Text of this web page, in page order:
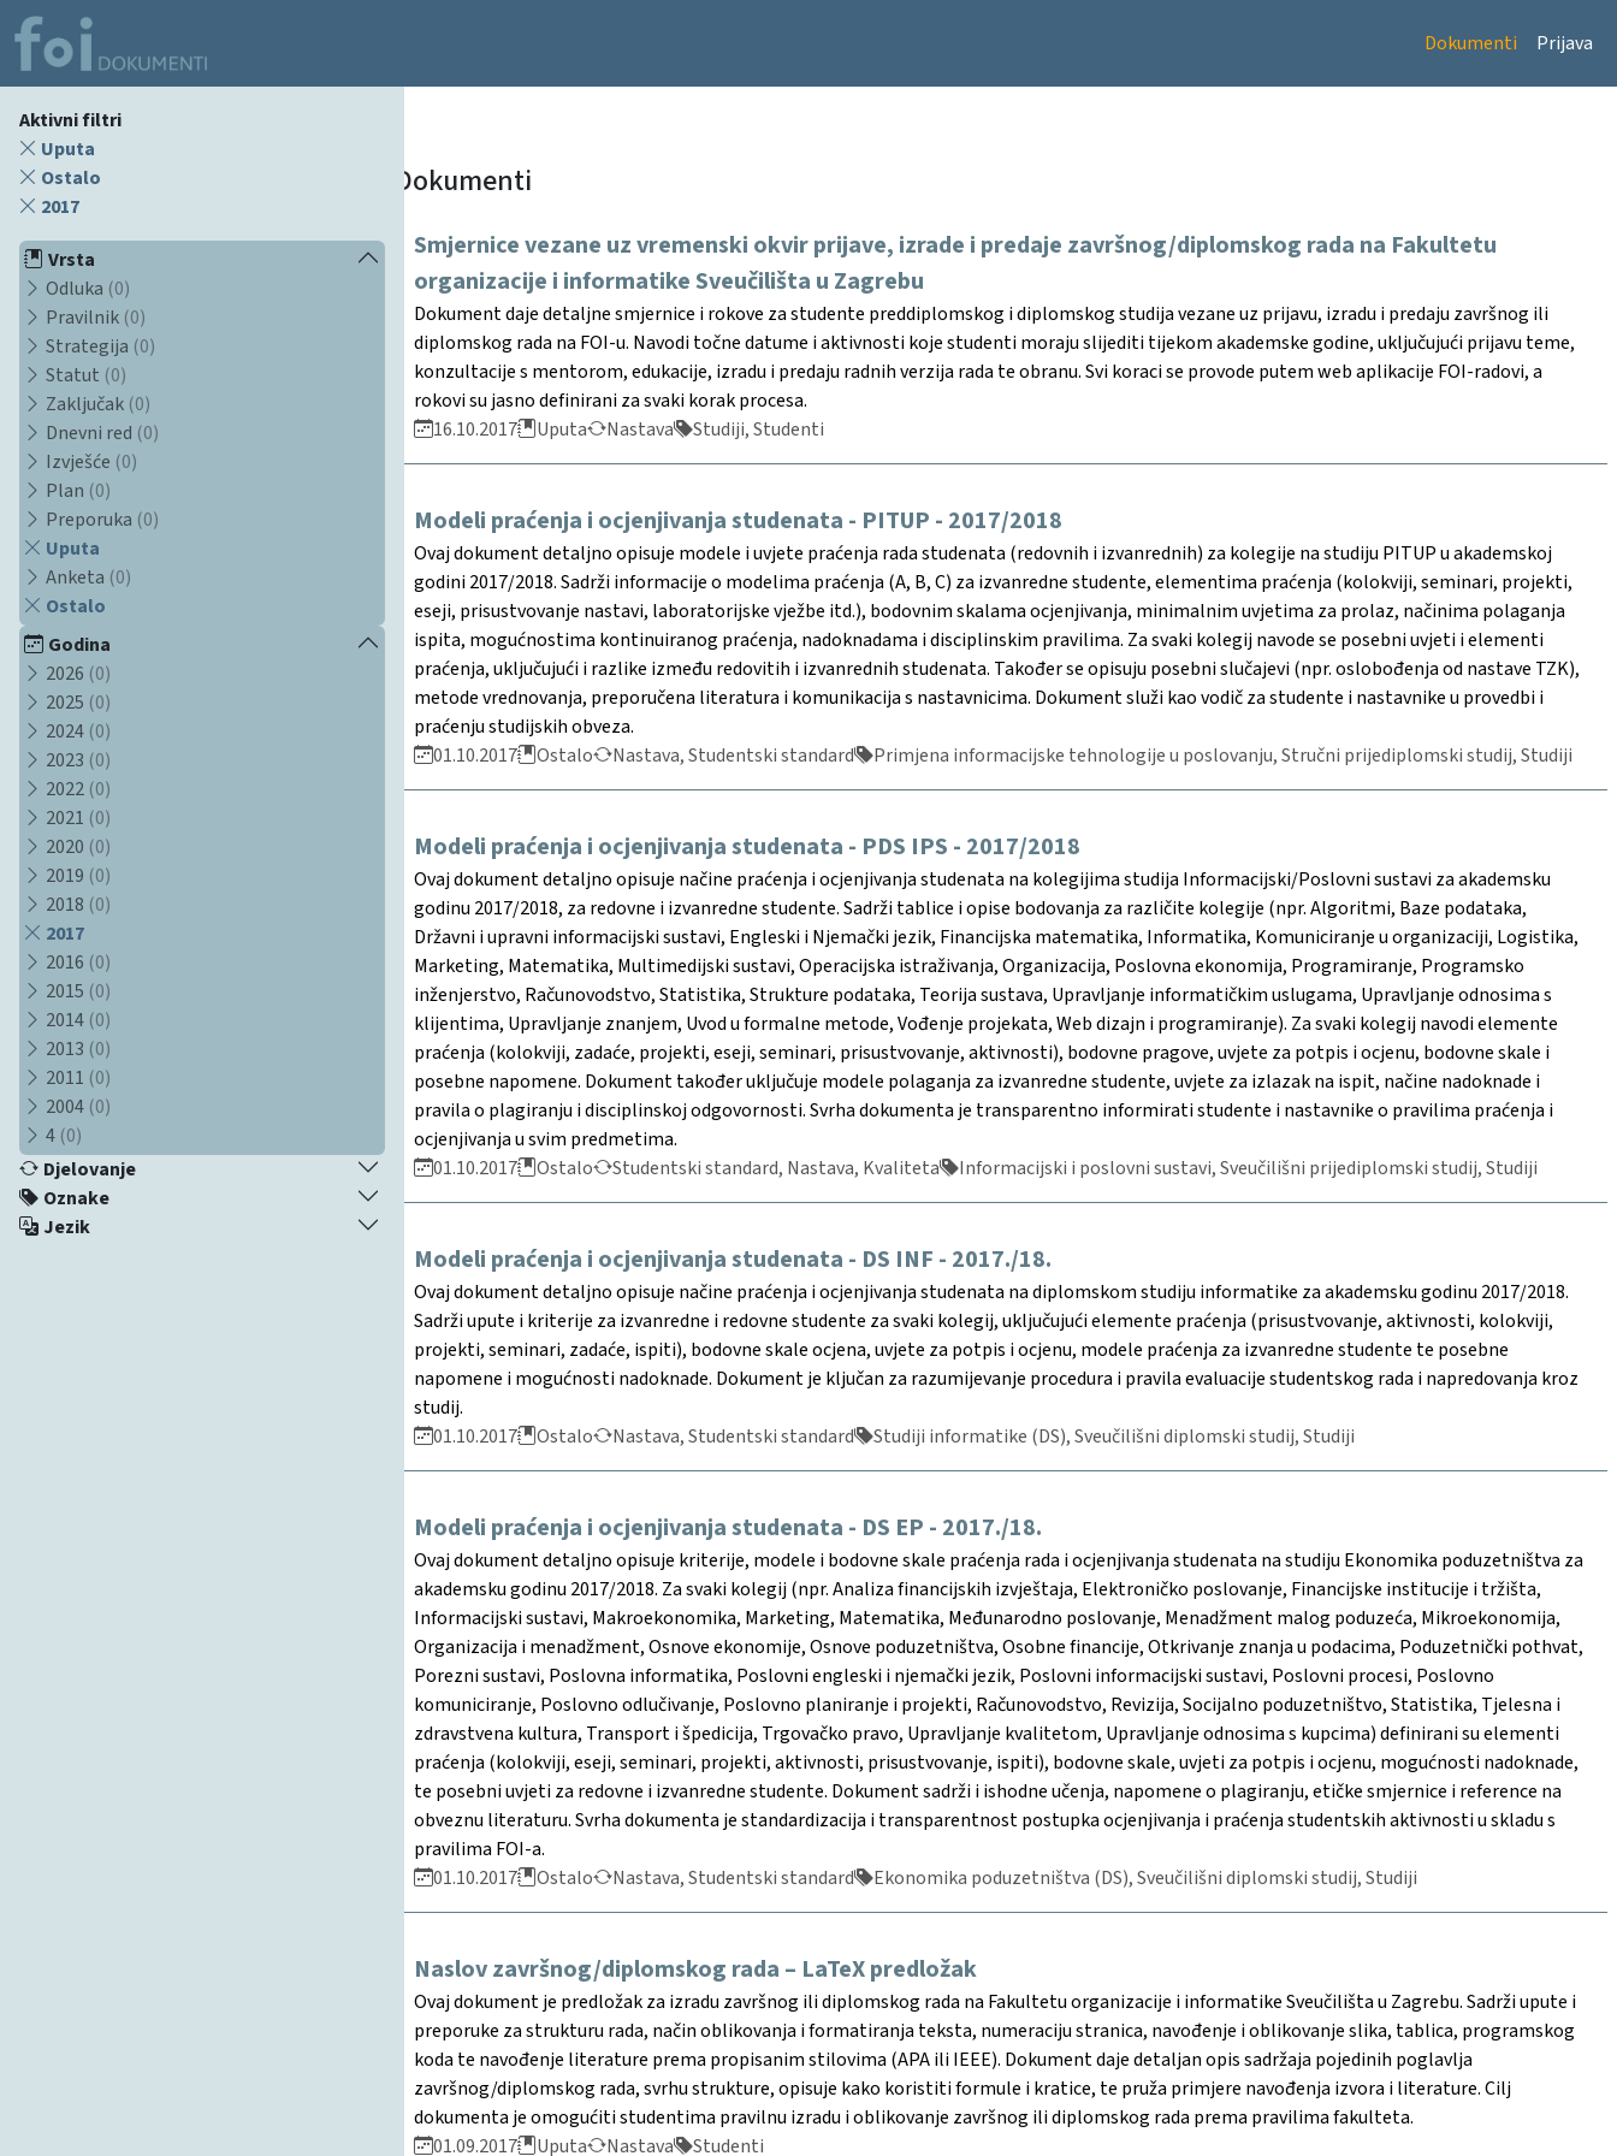
Dokumenti Prijava
Aktivni filtri
Uputa
Ostalo
2017
Vrsta
Odluka (0)
Pravilnik (0)
Strategija (0)
Statut (0)
Zaključak (0)
Dnevni red (0)
Izvješće (0)
Plan (0)
Preporuka (0)
Uputa
Anketa (0)
Ostalo
Godina
2026 (0)
2025 (0)
2024 (0)
2023 (0)
2022 (0)
2021 (0)
2020 (0)
2019 (0)
2018 (0)
2017
2016 (0)
2015 (0)
2014 (0)
2013 (0)
2011 (0)
2004 (0)
4 (0)
Djelovanje
Oznake
Jezik
Dokumenti
Smjernice vezane uz vremenski okvir prijave, izrade i predaje završnog/diplomskog rada na Fakultetu
organizacije i informatike Sveučilišta u Zagrebu
Dokument daje detaljne smjernice i rokove za studente preddiplomskog i diplomskog studija vezane uz prijavu, izradu i predaju završnog ili
diplomskog rada na FOI-u. Navodi točne datume i aktivnosti koje studenti moraju slijediti tijekom akademske godine, uključujući prijavu teme,
konzultacije s mentorom, edukacije, izradu i predaju radnih verzija rada te obranu. Svi koraci se provode putem web aplikacije FOI-radovi, a
rokovi su jasno definirani za svaki korak procesa.
16.10.2017
Uputa Nastava Studiji, Studenti
Modeli praćenja i ocjenjivanja studenata - PITUP - 2017/2018
Ovaj dokument detaljno opisuje modele i uvjete praćenja rada studenata (redovnih i izvanrednih) za kolegije na studiju PITUP u akademskoj
godini 2017/2018. Sadrži informacije o modelima praćenja (A, B, C) za izvanredne studente, elementima praćenja (kolokviji, seminari, projekti,
eseji, prisustvovanje nastavi, laboratorijske vježbe itd.), bodovnim skalama ocjenjivanja, minimalnim uvjetima za prolaz, načinima polaganja
ispita, mogućnostima kontinuiranog praćenja, nadoknadama i disciplinskim pravilima. Za svaki kolegij navode se posebni uvjeti i elementi
praćenja, uključujući i razlike između redovitih i izvanrednih studenata. Također se opisuju posebni slučajevi (npr. oslobođenja od nastave TZK),
metode vrednovanja, preporučena literatura i komunikacija s nastavnicima. Dokument služi kao vodič za studente i nastavnike u provedbi i
praćenju studijskih obveza.
01.10.2017
Ostalo Nastava, Studentski standard Primjena informacijske tehnologije u poslovanju, Stručni prijediplomski studij, Studiji
Modeli praćenja i ocjenjivanja studenata - PDS IPS - 2017/2018
Ovaj dokument detaljno opisuje načine praćenja i ocjenjivanja studenata na kolegijima studija Informacijski/Poslovni sustavi za akademsku
godinu 2017/2018, za redovne i izvanredne studente. Sadrži tablice i opise bodovanja za različite kolegije (npr. Algoritmi, Baze podataka,
Državni i upravni informacijski sustavi, Engleski i Njemački jezik, Financijska matematika, Informatika, Komuniciranje u organizaciji, Logistika,
Marketing, Matematika, Multimedijski sustavi, Operacijska istraživanja, Organizacija, Poslovna ekonomija, Programiranje, Programsko
inženjerstvo, Računovodstvo, Statistika, Strukture podataka, Teorija sustava, Upravljanje informatičkim uslugama, Upravljanje odnosima s
klijentima, Upravljanje znanjem, Uvod u formalne metode, Vođenje projekata, Web dizajn i programiranje). Za svaki kolegij navodi elemente
praćenja (kolokviji, zadaće, projekti, eseji, seminari, prisustvovanje, aktivnosti), bodovne pragove, uvjete za potpis i ocjenu, bodovne skale i
posebne napomene. Dokument također uključuje modele polaganja za izvanredne studente, uvjete za izlazak na ispit, načine nadoknade i
pravila o plagiranju i disciplinskoj odgovornosti. Svrha dokumenta je transparentno informirati studente i nastavnike o pravilima praćenja i
ocjenjivanja u svim predmetima.
01.10.2017
Ostalo Studentski standard, Nastava, Kvaliteta Informacijski i poslovni sustavi, Sveučilišni prijediplomski studij, Studiji
Modeli praćenja i ocjenjivanja studenata - DS INF - 2017./18.
Ovaj dokument detaljno opisuje načine praćenja i ocjenjivanja studenata na diplomskom studiju informatike za akademsku godinu 2017/2018.
Sadrži upute i kriterije za izvanredne i redovne studente za svaki kolegij, uključujući elemente praćenja (prisustvovanje, aktivnosti, kolokviji,
projekti, seminari, zadaće, ispiti), bodovne skale ocjena, uvjete za potpis i ocjenu, modele praćenja za izvanredne studente te posebne
napomene i mogućnosti nadoknade. Dokument je ključan za razumijevanje procedura i pravila evaluacije studentskog rada i napredovanja kroz
studij.
01.10.2017
Ostalo Nastava, Studentski standard Studiji informatike (DS), Sveučilišni diplomski studij, Studiji
Modeli praćenja i ocjenjivanja studenata - DS EP - 2017./18.
Ovaj dokument detaljno opisuje kriterije, modele i bodovne skale praćenja rada i ocjenjivanja studenata na studiju Ekonomika poduzetništva za
akademsku godinu 2017/2018. Za svaki kolegij (npr. Analiza financijskih izvještaja, Elektroničko poslovanje, Financijske institucije i tržišta,
Informacijski sustavi, Makroekonomika, Marketing, Matematika, Međunarodno poslovanje, Menadžment malog poduzeća, Mikroekonomija,
Organizacija i menadžment, Osnove ekonomije, Osnove poduzetništva, Osobne financije, Otkrivanje znanja u podacima, Poduzetnički pothvat,
Porezni sustavi, Poslovna informatika, Poslovni engleski i njemački jezik, Poslovni informacijski sustavi, Poslovni procesi, Poslovno
komuniciranje, Poslovno odlučivanje, Poslovno planiranje i projekti, Računovodstvo, Revizija, Socijalno poduzetništvo, Statistika, Tjelesna i
zdravstvena kultura, Transport i špedicija, Trgovačko pravo, Upravljanje kvalitetom, Upravljanje odnosima s kupcima) definirani su elementi
praćenja (kolokviji, eseji, seminari, projekti, aktivnosti, prisustvovanje, ispiti), bodovne skale, uvjeti za potpis i ocjenu, mogućnosti nadoknade,
te posebni uvjeti za redovne i izvanredne studente. Dokument sadrži i ishodne učenja, napomene o plagiranju, etičke smjernice i reference na
obveznu literaturu. Svrha dokumenta je standardizacija i transparentnost postupka ocjenjivanja i praćenja studentskih aktivnosti u skladu s
pravilima FOI-a.
01.10.2017
Ostalo Nastava, Studentski standard Ekonomika poduzetništva (DS), Sveučilišni diplomski studij, Studiji
Naslov završnog/diplomskog rada – LaTeX predložak
Ovaj dokument je predložak za izradu završnog ili diplomskog rada na Fakultetu organizacije i informatike Sveučilišta u Zagrebu. Sadrži upute i
preporuke za strukturu rada, način oblikovanja i formatiranja teksta, numeraciju stranica, navođenje i oblikovanje slika, tablica, programskog
koda te navođenje literature prema propisanim stilovima (APA ili IEEE). Dokument daje detaljan opis sadržaja pojedinih poglavlja
završnog/diplomskog rada, svrhu strukture, opisuje kako koristiti formule i kratice, te pruža primjere navođenja izvora i literature. Cilj
dokumenta je omogućiti studentima pravilnu izradu i oblikovanje završnog ili diplomskog rada prema pravilima fakulteta.
01.09.2017
Uputa Nastava Studenti